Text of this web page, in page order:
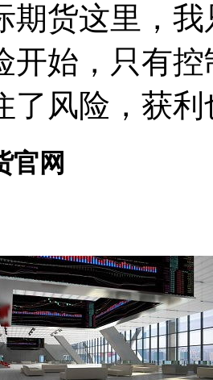
期货这里，
开始，只有
了风险，获
官网